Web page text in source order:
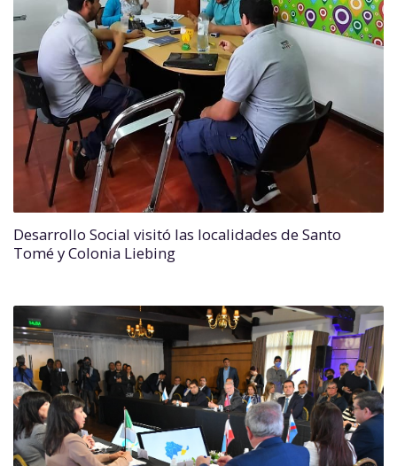
Desarrollo Social visitó las localidades de Santo
Tomé y Colonia Liebing